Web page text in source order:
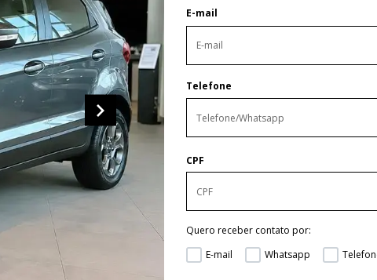
E-mail
Telefone
CPF
Quero receber contato por:
E-mail
Whatsapp